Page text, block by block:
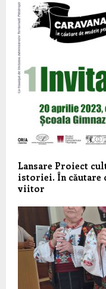
Lansare Proiect
istoriei. În căutare
viitor